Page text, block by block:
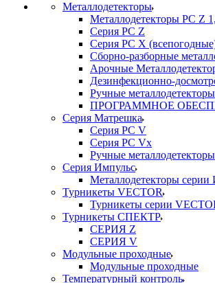
Металлодетекторы
Металлодетекторы РС Z
Серия РС Z
Серия РС X
Сборно-разборные
Арочные
Дезинфекционно-
Ручные
ПРОГРАММНОЕ
Серия Матрешка
Серия PC V
Серия PC Vx
Ручные металлодетекторы
Серия Импульс
Металлодетекторы
Турникеты VECTOR
Турникеты серии
Турникеты СПЕКТР
СЕРИЯ Z
СЕРИЯ V
Модульные проходные
Модульные проходные
Температурный контроль